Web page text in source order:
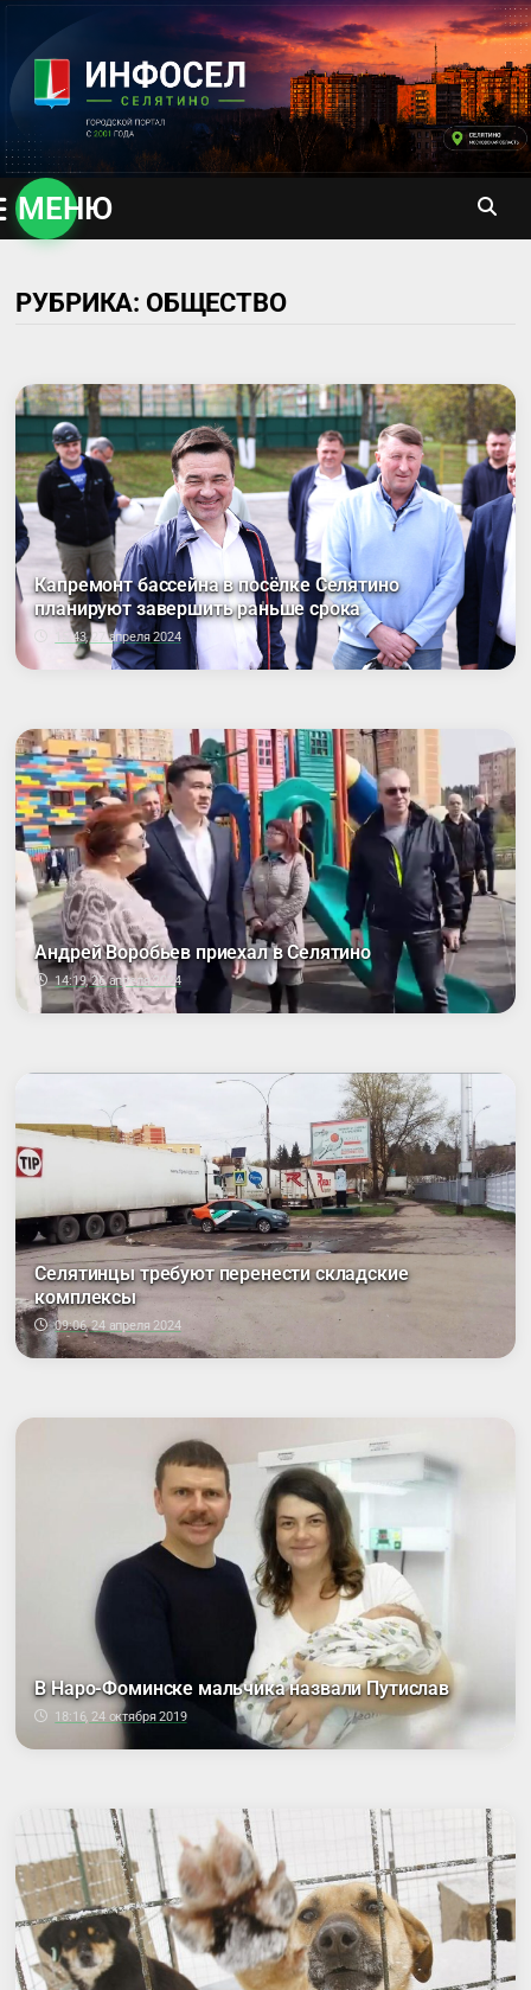
содержимому
МЕНЮ
РУБРИКА: ОБЩЕСТВО
Капремонт бассейна в посёлке Селятино
планируют завершить раньше срока
15:43, 27 апреля 2024
Андрей Воробьев приехал в Селятино
14:19, 26 апреля 2024
Селятинцы требуют перенести складские
комплексы
09:06, 24 апреля 2024
В Наро-Фоминске мальчика назвали Путислав
18:16, 24 октября 2019